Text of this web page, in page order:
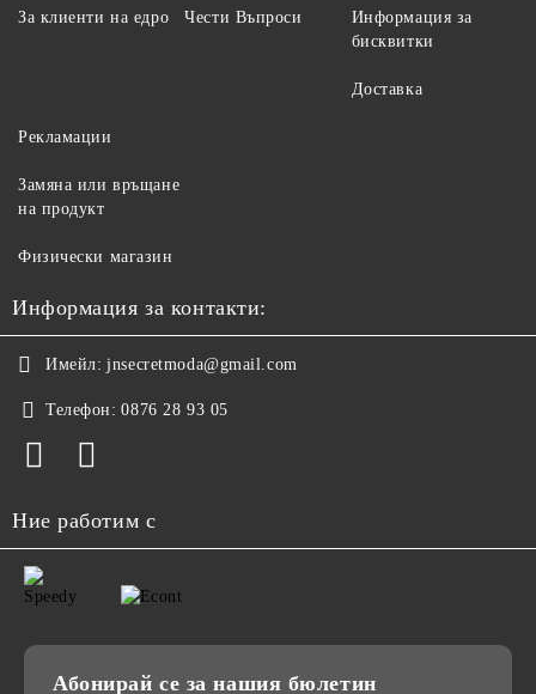
За клиенти на едро Чести Въпроси
Информация за
бисквитки
Доставка
Рекламации
Замяна или връщане
на продукт
Физически магазин
Информация за контакти:
Имейл: jnsecretmoda@gmail.com
Телефон: 0876 28 93 05
Ние работим с
Абонирай се за нашия бюлетин